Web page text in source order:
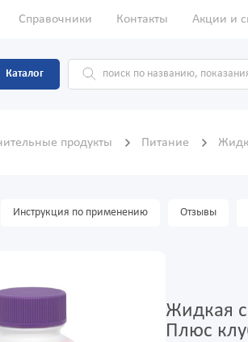
Справочники Контакты Акции и
Каталог
продукты Питание
Инструкция по применению Отзывы
Жидкая
Плюс